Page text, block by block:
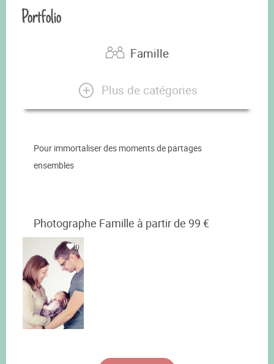
Portfolio
Famille
Plus de catégories
Pour immortaliser des moments de partages
ensembles
Photographe Famille à partir de 99 €
0